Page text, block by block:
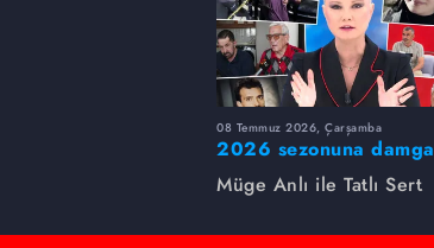
08 Temmuz 2026, Çarşamba
2026 sezonuna damga
vuran 5 Müge Anlı
dosyası...
Müge Anlı ile Tatlı Sert